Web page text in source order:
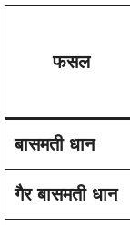
फसल
बासमती धान
गैर बासमती धान